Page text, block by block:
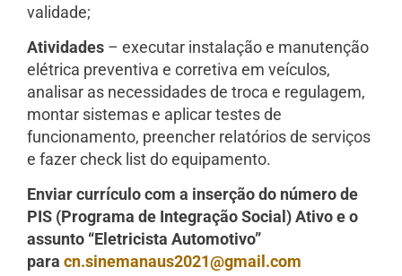
validade;
Atividades – executar instalação e manutenção
elétrica preventiva e corretiva em veículos,
analisar as necessidades de troca e regulagem,
montar sistemas e aplicar testes de
funcionamento, preencher relatórios de serviços
e fazer check list do equipamento.
Enviar currículo com a inserção do número de
PIS (Programa de Integração Social) Ativo e o
assunto “Eletricista Automotivo”
para cn.sinemanaus2021@gmail.com